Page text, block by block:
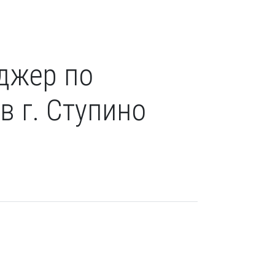
по
г. Ступино